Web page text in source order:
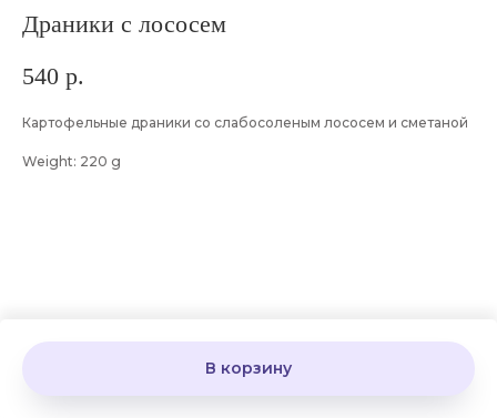
Драники с лососем
540 р.
В корзину
Картофельные драники со слабосоленым лососем и сметаной
Weight: 220 g